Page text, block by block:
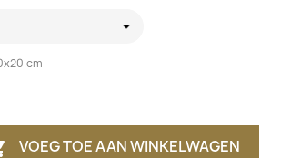
cm
VOEG TOE AAN WINKELWAGEN